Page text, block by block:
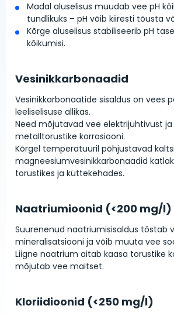
Madal aluselisus muudab vee pH
tundlikuks – pH võib kiiresti tõusta
Kõrge aluselisus stabiliseerib pH
kõikumisi.
Vesinikkarbonaadid
Vesinikkarbonaatide sisaldus on vees
leeliselisuse allikas.
Need mõjutavad vee elektrijuhtivust
metalltorustike korrosiooni.
Kõrgel temperatuuril põhjustavad
magneesiumvesinikkarbonaadid
torustikes ja küttekehades.
Naatriumioonid (<200 mg/l)
Suurenenud naatriumisisaldus tõstab
mineralisatsiooni ja võib muuta vee
Liigne naatrium aitab kaasa torustike
mõjutab vee maitset.
Kloriidioonid (<250 mg/l)